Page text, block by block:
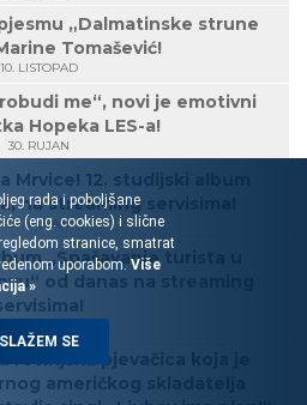
„Dalmatinske strune
Tomašević!
10. LISTOPAD
me“, novi je emotivni
Hopeka LES-a!
30. RUJAN
Mrvice! 12. studijski album
na streaming servisima!
27. RUJAN
„Spašavanje turista u
od danas na streaming
rovinjska pjevačica koja je
američkog skladatelja
rada i poboljšane
(eng. cookies) i slične
stranice, smatrat
uporabom.Više
»
SLAŽEM SE